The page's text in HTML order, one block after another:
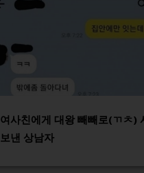
여사친에게 대왕 빼빼로(ㄲㅊ)
보낸 상남자